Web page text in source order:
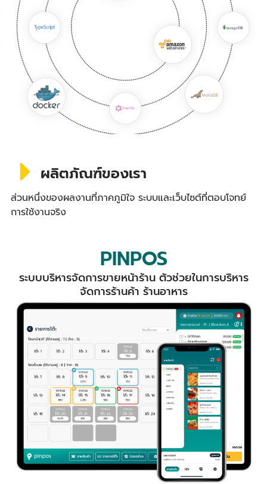
ผลิตภัณฑ์ของเรา
ส่วนหนึ่งของผลงานที่ภาคภูมิใจ ระบบและเว็บไซต์ที่ตอบโจทย์
การใช้งานจริง
PINPOS
ระบบบริหารจัดการขายหน้าร้าน ตัวช่วยในการบริหาร
จัดการร้านค้า ร้านอาหาร